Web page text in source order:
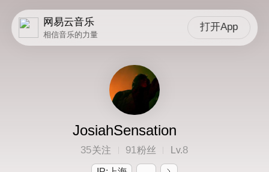
网易云音乐
相信音乐的力量
打开App
JosiahSensation
35关注 91粉丝 Lv.8